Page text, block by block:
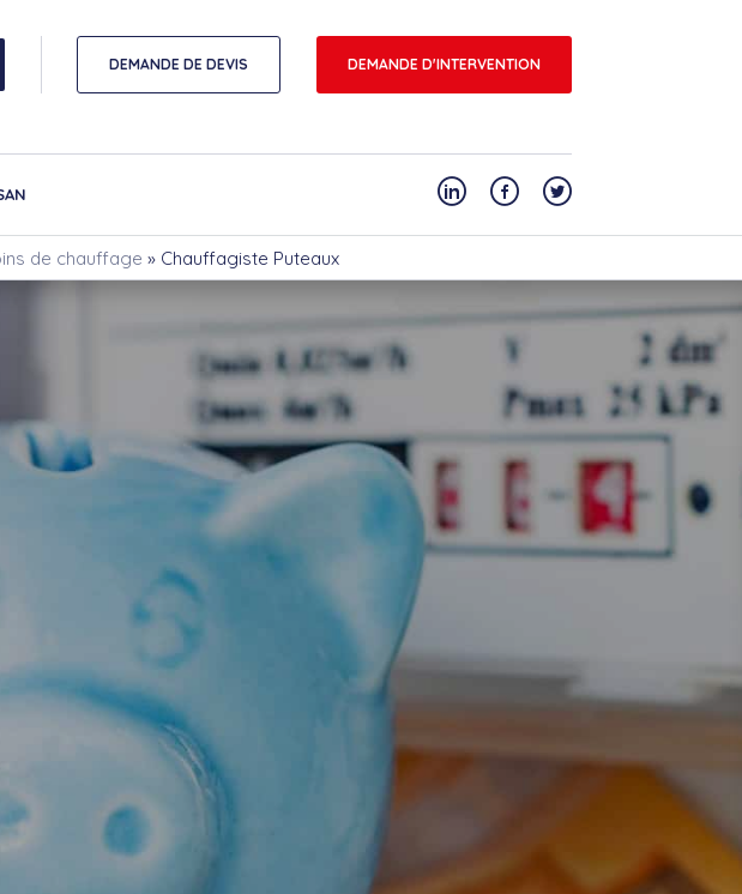
DEMANDE DE DEVIS DEMANDE D'INTERVENTION
de chauffage » Chauffagiste Puteaux